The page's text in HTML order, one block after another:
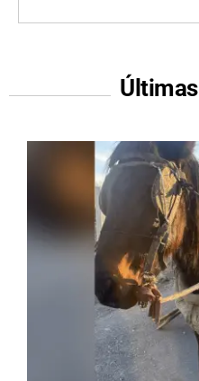
Últimas